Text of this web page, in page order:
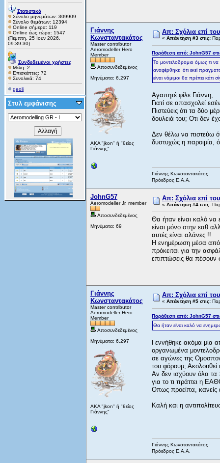
Στατιστικά
Σύνολο μηνυμάτων: 309909
Σύνολο θεμάτων: 12394
Online σήμερα: 119
Online έως τώρα: 1547
(Πέμπτη, 25 Ιουν 2026,
09:39:30)
Συνδεδεμένοι χρήστες
Μέλη: 2
Επισκέπτες: 72
Συνολικά: 74
geoli
Στυλ εμφάνισης
Γιάννης
Κωνσταντακάτος
Master contributor
Aeromodeller Hero
Member
Αποσυνδεδεμένος
Μηνύματα: 6.297
AKA "jkon" ή "θείος
Γιάννης"
Απ: Σχόλια επί
« Απάντηση #3 στις:
Παράθεση από: JohnG57
Το μοντελοδρομιο όμως τι
αναφέρθηκε ότι εκεί
είναι νόμιμοι θα πρέπει κάτι
Αγαπητέ φίλε Γιάννη,
Γιατί σε απασχολεί
Πιστεύεις ότι τα δύο
δουλειά του; Οτι δεν
Δεν θέλω να πιστεύω
δυστυχώς η παροιμία,
Γιάννης Κωνσταντακάτος
Πρόεδρος Ε.Α.Α.
JohnG57
Aeromodeller Jr. member
Αποσυνδεδεμένος
Μηνύματα: 69
Απ: Σχόλια επί
« Απάντηση #4 στις:
Θα ήταν είναι καλό να
είναι μόνο στην εαθ
αυτές είναι αλάνες !!
Η ενημέρωση μέσα από
πρόκειται για την
επιπτώσεις θα πέσουν
Γιάννης
Κωνσταντακάτος
Master contributor
Aeromodeller Hero
Member
Αποσυνδεδεμένος
Μηνύματα: 6.297
AKA "jkon" ή "θείος
Γιάννης"
Απ: Σχόλια επί
« Απάντηση #5 στις:
Παράθεση από: JohnG57
Θα ήταν είναι καλό να
Γεννήθηκε ακόμα μία
οργανωμένα
σε αγώνες της
του φόρουμ; Ακολουθεί
Αν δεν ισχύουν όλα τα
για το τι πράττει η
Οπως προείπα, κανείς
Καλή και η
Γιάννης Κωνσταντακάτος
Πρόεδρος Ε.Α.Α.